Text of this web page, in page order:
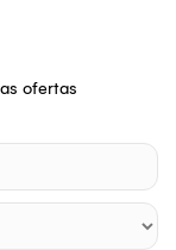
ofertas